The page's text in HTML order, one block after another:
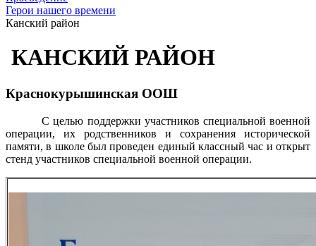
Герои нашего времени
Канский район
КАНСКИЙ РАЙОН
Краснокурышинская ООШ
С целью поддержки участников специальной военной
операции, их родственников и сохранения исторической
памяти, в школе был проведен единый классный час и открыт
стенд участников специальной военной операции.